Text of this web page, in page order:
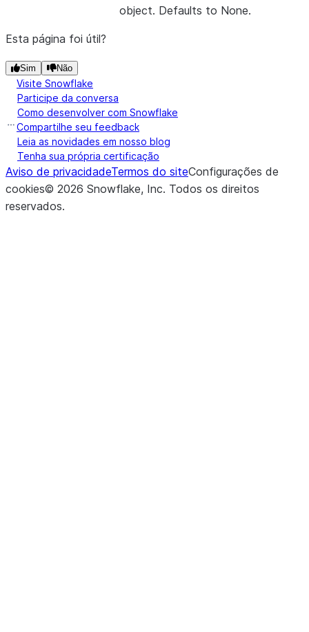
object. Defaults to None.
Esta página foi útil?
Sim Não
Visite Snowflake
Participe da conversa
Como desenvolver com Snowflake
Compartilhe seu feedback
Leia as novidades em nosso blog
Tenha sua própria certificação
Aviso de privacidadeTermos do siteConfigurações de
cookies© 2026 Snowflake, Inc. Todos os direitos
reservados.